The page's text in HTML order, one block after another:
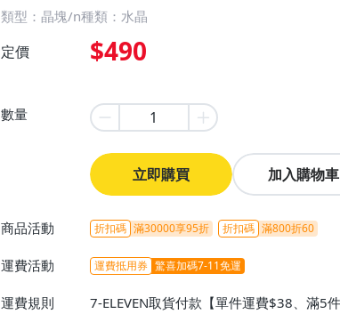
類型：晶塊/n種類：水晶
定價 $490
數量
立即購買 加入購物車
商品活動 折扣碼 滿30000享95折 折扣碼 滿800折60
運費活動 運費抵用券 驚喜加碼7-11免運
運費規則
7-ELEVEN取貨付款【單件運費$38、滿5